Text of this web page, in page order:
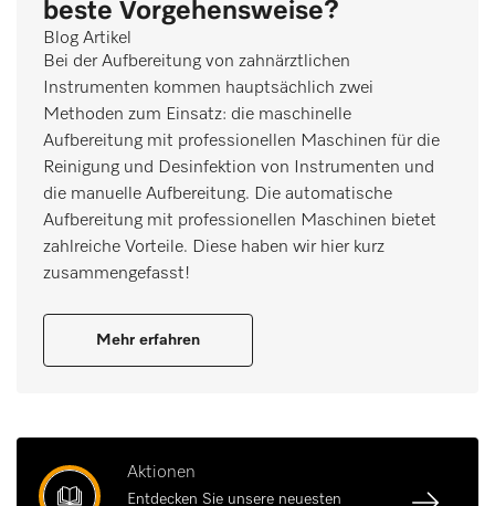
beste Vorgehensweise?
Blog Artikel
Bei der Aufbereitung von zahnärztlichen
Instrumenten kommen hauptsächlich zwei
Methoden zum Einsatz: die maschinelle
Aufbereitung mit professionellen Maschinen für die
Reinigung und Desinfektion von Instrumenten und
die manuelle Aufbereitung. Die automatische
Aufbereitung mit professionellen Maschinen bietet
zahlreiche Vorteile. Diese haben wir hier kurz
zusammengefasst!
Mehr erfahren
Aktionen
Entdecken Sie unsere neuesten